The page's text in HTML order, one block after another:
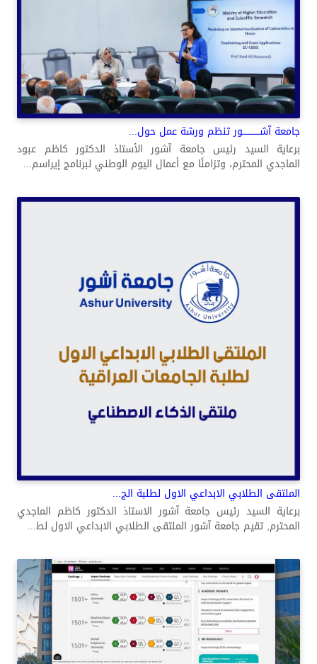
جامعة آشــــــــــــور تنظم ورشة عمل حول...
برعاية السيد رئيس جامعة آشور الأستاذ الدكتور كاظم عبود
الماجدي المحترم، وتزامنًا مع أعمال اليوم الوطني لبرنامج إيراسم...
الملتقى الطلابي الابداعي الاول لطلبة الج...
برعاية السيد رئيس جامعة آشور الاستاذ الدكتور كاظم الماجدي
المحترم, تقيم جامعة آشور الملتقى الطلابي الابداعي الاول لط...